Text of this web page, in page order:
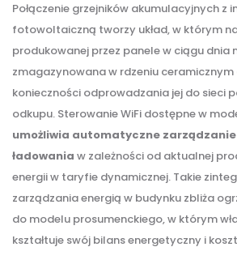
Połączenie grzejników akumulacyjnych z
fotowoltaiczną tworzy układ, w którym
produkowanej przez panele w ciągu dnia
zmagazynowana w rdzeniu ceramicznym
konieczności odprowadzania jej do sieci
odkupu. Sterowanie WiFi dostępne w
umożliwia automatyczne
ładowania w zależności od aktualnej
energii w taryfie dynamicznej. Takie
zarządzania energią w budynku zbliża
do modelu prosumenckiego, w którym
kształtuje swój bilans energetyczny i